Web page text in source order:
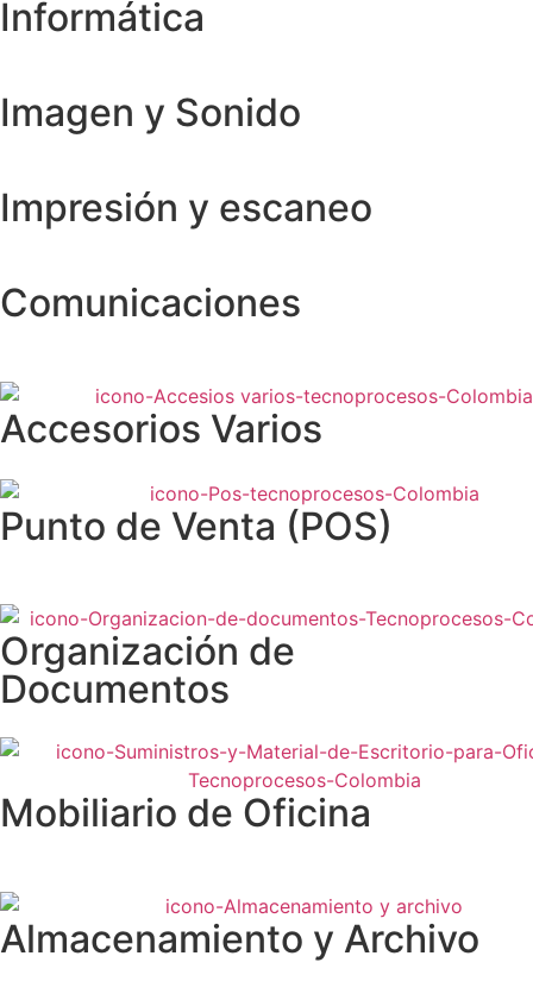
Informática
Imagen y Sonido
Impresión y escaneo
Comunicaciones
Accesorios Varios
Punto de Venta (POS)
Organización de
Documentos
Mobiliario de Oficina
Almacenamiento y Archivo